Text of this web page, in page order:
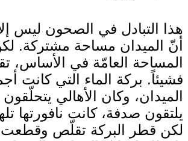
هذا التبادل في الصحون ليس
أنّ الميدان مساحة مشتركة.
المساحة العامّة في الأساس،
فشيئاً. بركة الماء التي كانت
الميدان، وكان الأهالي
يلتقون صدفة، كانت نافورتها
لكن قطر البركة تقلّص وقطعت